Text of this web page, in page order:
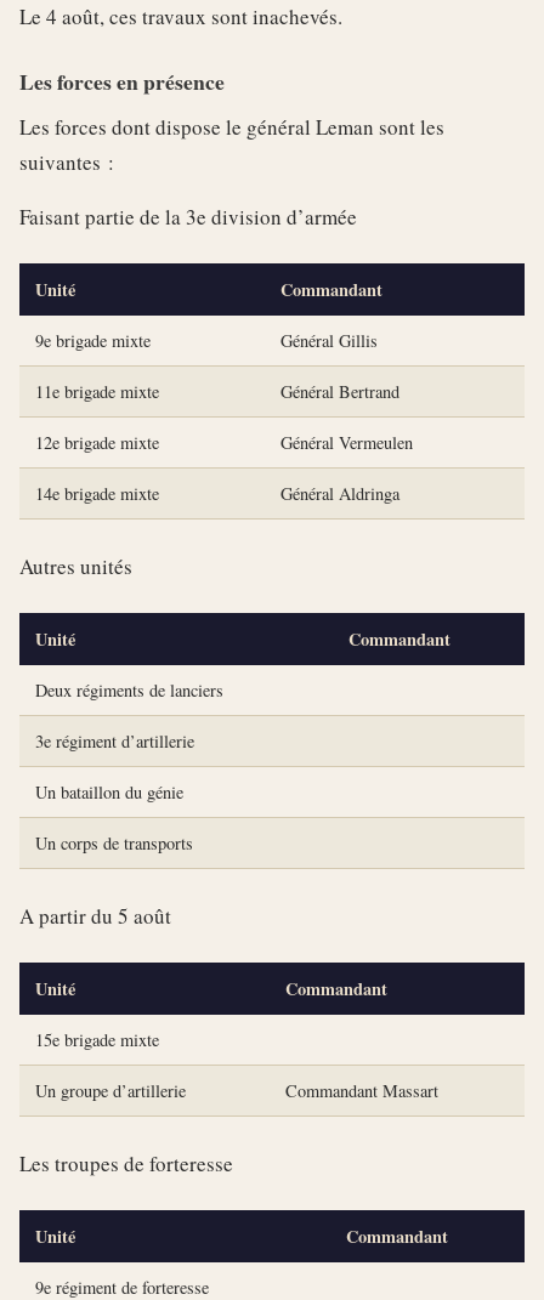
Le 4 août, ces travaux sont inachevés.
Les forces en présence
Les forces dont dispose le général Leman sont les
suivantes :
Faisant partie de la 3e division d’armée
Unité Commandant
9e brigade mixte Général Gillis
11e brigade mixte Général Bertrand
12e brigade mixte Général Vermeulen
14e brigade mixte Général Aldringa
Autres unités
Unité Commandant
Deux régiments de lanciers
3e régiment d’artillerie
Un bataillon du génie
Un corps de transports
A partir du 5 août
Unité Commandant
15e brigade mixte
Un groupe d’artillerie Commandant Massart
Les troupes de forteresse
Unité Commandant
9e régiment de forteresse